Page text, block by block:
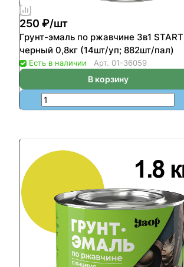
250 ₽/шт
Грунт-эмаль по ржавчине 3в1 START
черный 0,8кг (14шт/уп; 882шт/пал)
Есть в наличии Арт. 01-36059
В корзину